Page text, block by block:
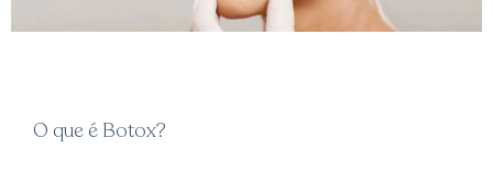
O que é Botox?